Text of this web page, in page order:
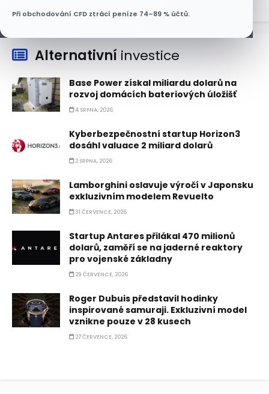
Při obchodování CFD ztrácí peníze 74–89 % účtů.
Alternativní investice
Base Power získal miliardu dolarů na
rozvoj domácích bateriových úložišť
4 SRPNA, 2026
Kyberbezpečnostní startup Horizon3
dosáhl valuace 2 miliard dolarů
2 SRPNA, 2026
Lamborghini oslavuje výročí v Japonsku
exkluzivním modelem Revuelto
31 ČERVENCE, 2026
Startup Antares přilákal 470 milionů
dolarů, zaměří se na jaderné reaktory
pro vojenské základny
29 ČERVENCE, 2026
Roger Dubuis představil hodinky
inspirované samuraji. Exkluzivní model
vznikne pouze v 28 kusech
27 ČERVENCE, 2026